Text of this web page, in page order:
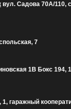
вул. Садова 70А/110,
7
1В Бокс 194,
1, гаражный